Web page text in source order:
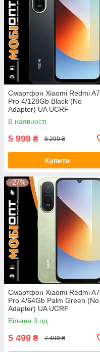
Смартфон Xiaomi Redmi A7
Pro 4/128Gb Black (No
Adapter) UA UCRF
В наявності
5 999 ₴ 8 299 ₴
Купити
–27%
Смартфон Xiaomi Redmi A7
Pro 4/64Gb Palm Green (No
Adapter) UA UCRF
Більше 3 од.
5 499 ₴ 7 499 ₴